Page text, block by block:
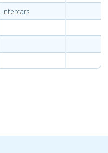
Intercars